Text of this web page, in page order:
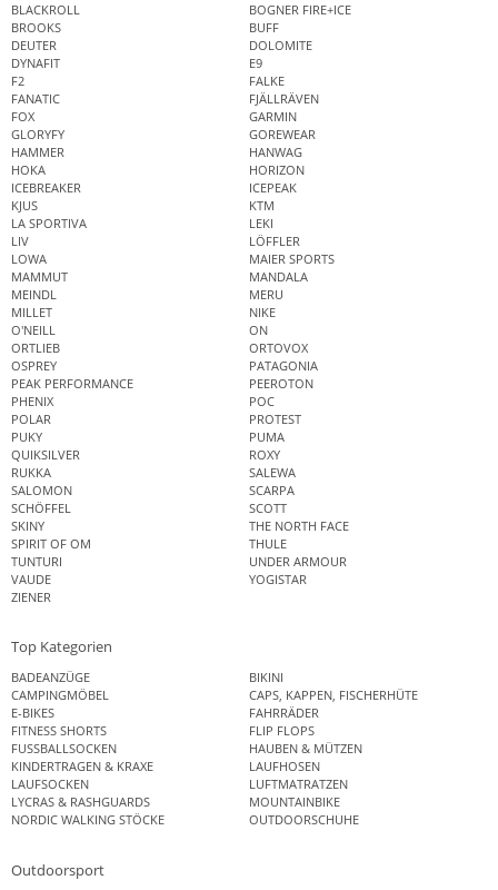
BLACKROLL
BOGNER FIRE+ICE
BROOKS
BUFF
DEUTER
DOLOMITE
DYNAFIT
E9
F2
FALKE
FANATIC
FJÄLLRÄVEN
FOX
GARMIN
GLORYFY
GOREWEAR
HAMMER
HANWAG
HOKA
HORIZON
ICEBREAKER
ICEPEAK
KJUS
KTM
LA SPORTIVA
LEKI
LIV
LÖFFLER
LOWA
MAIER SPORTS
MAMMUT
MANDALA
MEINDL
MERU
MILLET
NIKE
O'NEILL
ON
ORTLIEB
ORTOVOX
OSPREY
PATAGONIA
PEAK PERFORMANCE
PEEROTON
PHENIX
POC
POLAR
PROTEST
PUKY
PUMA
QUIKSILVER
ROXY
RUKKA
SALEWA
SALOMON
SCARPA
SCHÖFFEL
SCOTT
SKINY
THE NORTH FACE
SPIRIT OF OM
THULE
TUNTURI
UNDER ARMOUR
VAUDE
YOGISTAR
ZIENER
Top Kategorien
BADEANZÜGE
BIKINI
CAMPINGMÖBEL
CAPS, KAPPEN, FISCHERHÜTE
E-BIKES
FAHRRÄDER
FITNESS SHORTS
FLIP FLOPS
FUSSBALLSOCKEN
HAUBEN & MÜTZEN
KINDERTRAGEN & KRAXE
LAUFHOSEN
LAUFSOCKEN
LUFTMATRATZEN
LYCRAS & RASHGUARDS
MOUNTAINBIKE
NORDIC WALKING STÖCKE
OUTDOORSCHUHE
Outdoorsport